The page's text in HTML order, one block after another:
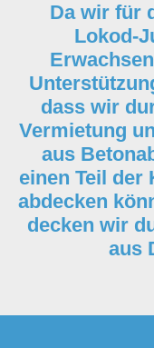
Da wir für
Lokod-
dass wir
Vermietung
aus
einen Teil der
abdecken
decken wir
aus